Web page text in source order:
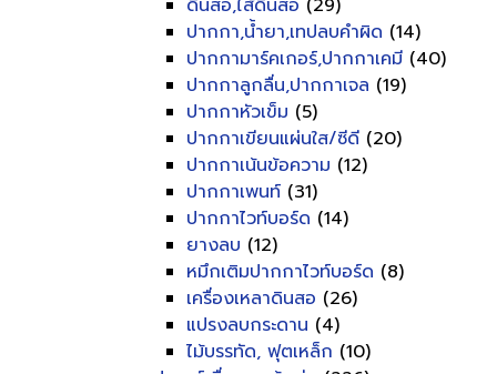
ดินสอ,ไส้ดินสอ (29)
ปากกา,น้ำยา,เทปลบคำผิด (14)
ปากกามาร์คเกอร์,ปากกาเคมี (40)
ปากกาลูกลื่น,ปากกาเจล (19)
ปากกาหัวเข็ม (5)
ปากกาเขียนแผ่นใส/ซีดี (20)
ปากกาเน้นข้อความ (12)
ปากกาเพนท์ (31)
ปากกาไวท์บอร์ด (14)
ยางลบ (12)
หมึกเติมปากกาไวท์บอร์ด (8)
เครื่องเหลาดินสอ (26)
แปรงลบกระดาน (4)
ไม้บรรทัด, ฟุตเหล็ก (10)